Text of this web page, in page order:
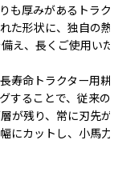
厚みがあるトラク
た形状に、独自の熱
え、長くご使用いた
寿命トラクター用耕
することで、従来の
が残り、常に刃先
にカットし、小馬力